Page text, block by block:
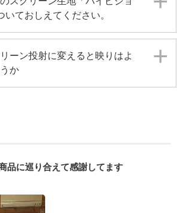
いておしえてください。
ーン投射に変えると映りはよ
か
品に巡り合えて感謝してます